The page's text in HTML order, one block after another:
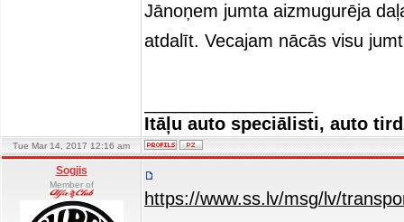
Jānoņem jumta aizmugurēja
atdalīt. Vecajam nācās visu
Itāļu auto speciālisti, auto
Tue Mar 14, 2017 12:16 am
Sogjis
Member of
https://www.ss.lv/msg/lv/